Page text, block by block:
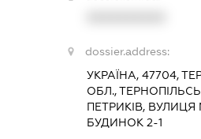
dossier.address:
УКРАЇНА, 47704,
ОБЛ.,
ПЕТРИКІВ, ВУЛИЦЯ
БУДИНОК 2-1